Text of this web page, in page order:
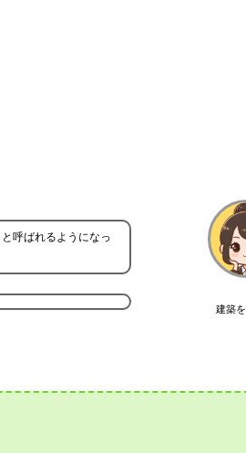
建築
呼ばれるようになっ